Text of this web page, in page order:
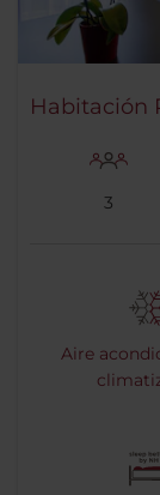
Habitación
3
Aire